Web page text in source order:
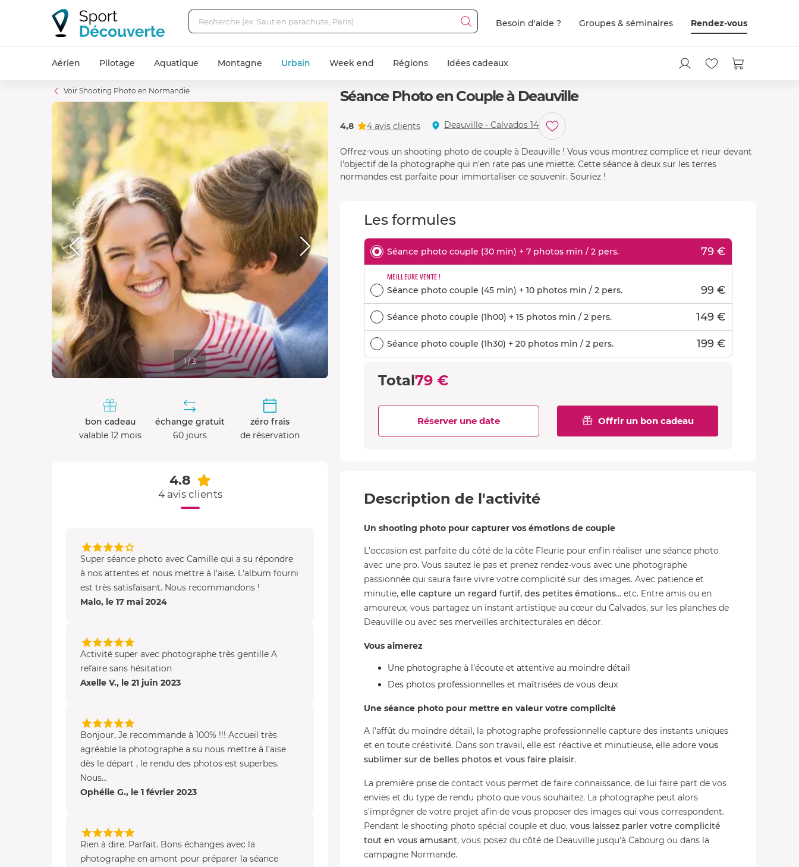
Besoin d'aide ? Groupes & séminaires Rendez-vous
Aérien Pilotage Aquatique Montagne Urbain Week end Régions Idées cadeaux
Séance Photo en Couple à Deauville
4,8 4 avis clients Deauville - Calvados 14
Offrez-vous un shooting photo de couple à Deauville ! Vous vous montrez complice et rieur devant
l'objectif de la photographe qui n'en rate pas une miette. Cette séance à deux sur les terres
normandes est parfaite pour immortaliser ce souvenir. Souriez !
Les formules
Séance photo couple (30 min) + 7 photos min / 2 pers. 79 €
MEILLEURE VENTE !
Séance photo couple (45 min) + 10 photos min / 2 pers. 99 €
Séance photo couple (1h00) + 15 photos min / 2 pers. 149 €
Séance photo couple (1h30) + 20 photos min / 2 pers. 199 €
Total79 €
Offrir un bon cadeau
Réserver une date
Description de l'activité
Un shooting photo pour capturer vos émotions de couple
L'occasion est parfaite du côté de la côte Fleurie pour enfin réaliser une séance photo
avec une pro. Vous sautez le pas et prenez rendez-vous avec une photographe
passionnée qui saura faire vivre votre complicité sur des images. Avec patience et
minutie, elle capture un regard furtif, des petites émotions... etc. Entre amis ou en
amoureux, vous partagez un instant artistique au cœur du Calvados, sur les planches de
Deauville ou avec ses merveilles architecturales en décor.
Vous aimerez
Une photographe à l'écoute et attentive au moindre détail
Des photos professionnelles et maîtrisées de vous deux
Une séance photo pour mettre en valeur votre complicité
A l'affût du moindre détail, la photographe professionnelle capture des instants uniques
et en toute créativité. Dans son travail, elle est réactive et minutieuse, elle adore vous
sublimer sur de belles photos et vous faire plaisir.
La première prise de contact vous permet de faire connaissance, de lui faire part de vos
envies et du type de rendu photo que vous souhaitez. La photographe peut alors
s'imprégner de votre projet afin de vous proposer des images qui vous correspondent.
Pendant le shooting photo spécial couple et duo, vous laissez parler votre complicité
tout en vous amusant, vous posez du côté de Deauville jusqu'à Cabourg ou dans la
campagne Normande.
Voir Shooting Photo en Normandie
1 / 3
bon cadeau
valable 12 mois
échange gratuit
60 jours
zéro frais
de réservation
4.8
4 avis clients
Super séance photo avec Camille qui a su répondre
à nos attentes et nous mettre à l'aise. L'album fourni
est très satisfaisant. Nous recommandons !
Malo, le 17 mai 2024
Activité super avec photographe très gentille A
refaire sans hésitation
Axelle V., le 21 juin 2023
Bonjour, Je recommande à 100% !!! Accueil très
agréable la photographe a su nous mettre à l’aise
dès le départ , le rendu des photos est superbes.
Nous...
Ophélie G., le 1 février 2023
Rien à dire. Parfait. Bons échanges avec la
photographe en amont pour préparer la séance